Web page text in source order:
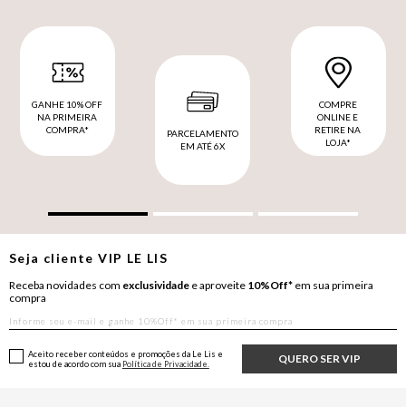
GANHE 10% OFF
NA PRIMEIRA
COMPRA*
PARCELAMENTO
EM ATÉ 6X
COMPRE
ONLINE E
RETIRE NA
LOJA*
Seja clienteVIP LE LIS
Receba novidades com exclusividade e aproveite 10%Off* em sua primeira
compra
QUERO SER VIP
Aceito receber conteúdos e promoções da Le Lis e
estou de acordo com sua Política de Privacidade.